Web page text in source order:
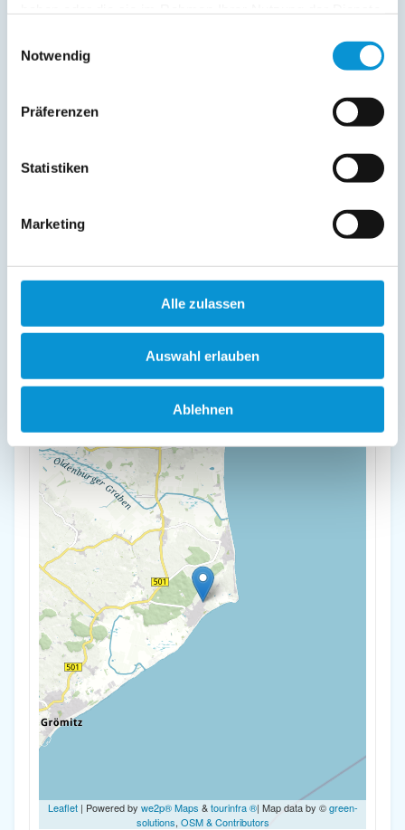
Notwendig
Präferenzen
Statistiken
Marketing
Alle zulassen
Auswahl erlauben
Ablehnen
entfernt, Schlafzimmer mit Doppelbett und Kinderbett, 2.
Duschbad und Küche, (mit Kühlschrank, Gefrierfach und E-
Herd mit Backofen). Auf Wunsch stellen wir Ihnen eine
Schlehenkoppel 5
-
Leaflet| Powered by we2p® Maps &tourinfra ®| Map data by ©green-
solutions, OSM & Contributors